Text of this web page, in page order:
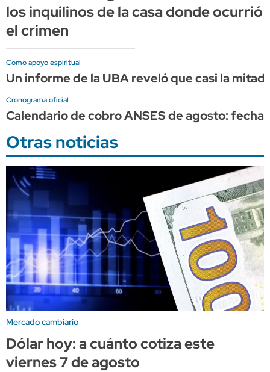
los inquilinos de la casa donde ocurrió
el crimen
Como apoyo espiritual
Un informe de la UBA reveló que casi la
Cronograma oficial
Calendario de cobro ANSES de agosto:
Otras noticias
Mercado cambiario
Dólar hoy: a cuánto cotiza este
viernes 7 de agosto